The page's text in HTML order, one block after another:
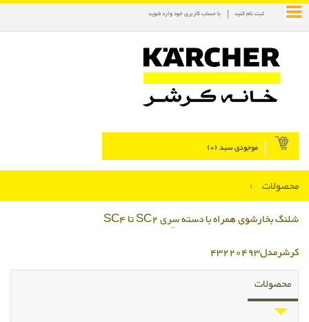
ثبت نام کنید با حساب کاربری خود وارد شوید
موجودی سبد (0
)
محصولات ›
شلنگ بخارشوی همراه با دسته سِری SC2 تا SC4
کرشرمدل43220493
محصولات